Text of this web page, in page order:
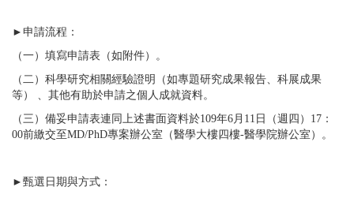
►申請流程：
（一）填寫申請表（如附件）。
（二）科學研究相關經驗證明（如專題研究成果報告、科展成果
等） 、其他有助於申請之個人成就資料。
（三）備妥申請表連同上述書面資料於109年6月11日（週四）17：
00前繳交至MD/PhD專案辦公室（醫學大樓四樓-醫學院辦公室）。
►甄選日期與方式：